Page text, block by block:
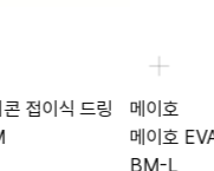
메이호
메이호 EVA 베이트 박스